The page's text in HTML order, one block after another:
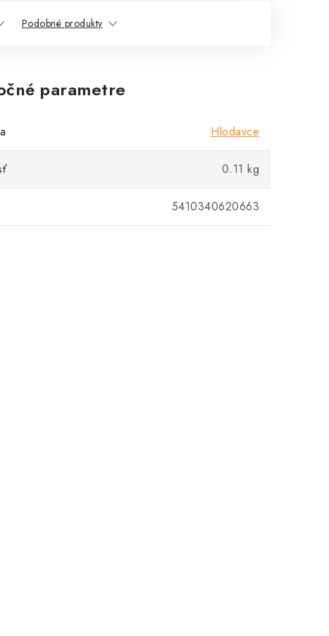
Podobné produkty
parametre
Hlodavce
0.11 kg
5410340620663